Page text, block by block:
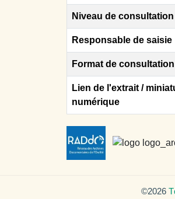
Niveau de consultation
Responsable de saisie
Format de consultation
Lien de l'extrait /
numérique
©2026